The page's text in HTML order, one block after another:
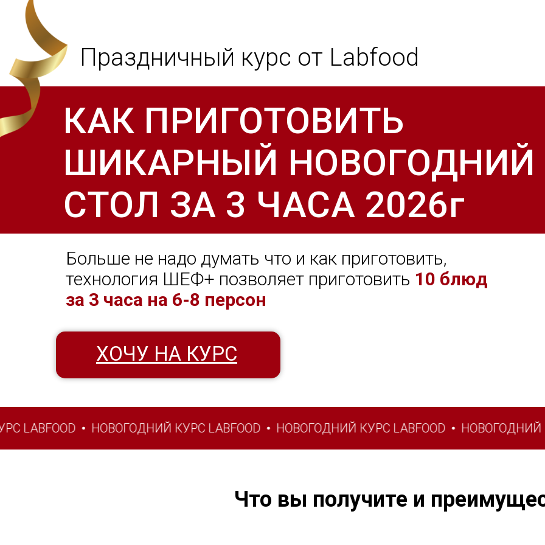
КАК ПРИГОТОВИТЬ
ШИКАРНЫЙ НОВОГОДНИЙ
СТОЛ ЗА 3 ЧАСА 2026г
ХОЧУ НА КУРС
Праздничный курс от Labfood
Больше не надо думать что и как приготовить,
технология ШЕФ+ позволяет приготовить 10 блюд
за 3 часа на 6-8 персон
НОВОГОДНИЙ КУРС LABFOOD НОВОГОДНИЙ КУРС LABFOOD НОВОГОДНИЙ КУРС
Что вы получите и